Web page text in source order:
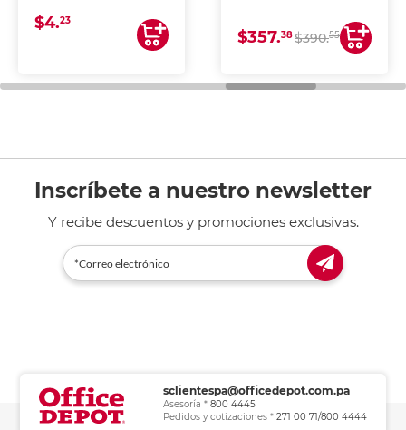
uniforme, ideal para
impresoras de inyección
de tinta y láser,
general de oficina.
$4.23
COPIA Y ESCANEA)
$357.38$390.55
Inscríbete a nuestro newsletter
Y recibe descuentos y promociones exclusivas.
sclientespa@officedepot.com.pa
Asesoría * 800 4445
Pedidos y cotizaciones * 271 00 71/800 4444